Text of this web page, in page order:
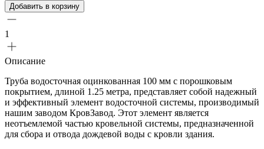
Добавить в корзину
1
Описание
Труба водосточная оцинкованная 100 мм с порошковым
покрытием, длиной 1.25 метра, представляет собой надежный
и эффективный элемент водосточной системы, производимый
нашим заводом КровЗавод. Этот элемент является
неотъемлемой частью кровельной системы, предназначенной
для сбора и отвода дождевой воды с кровли здания.